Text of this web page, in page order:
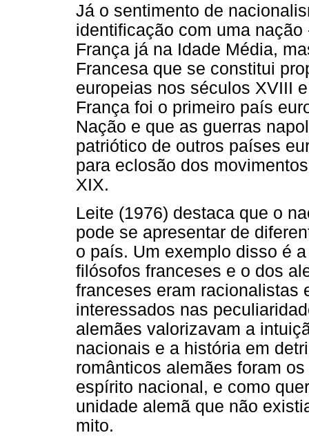
Já o sentimento de
identificação com uma
França já na Idade Média,
Francesa que se constitui
europeias nos séculos XVIII
França foi o primeiro país
Nação e que as guerras
patriótico de outros países
para eclosão dos
XIX.
Leite (1976) destaca que o
pode se apresentar de
o país. Um exemplo disso é
filósofos franceses e o dos
franceses eram racionalistas
interessados nas
alemães valorizavam a
nacionais e a história em
românticos alemães foram
espírito nacional, e como
unidade alemã que não
mito.